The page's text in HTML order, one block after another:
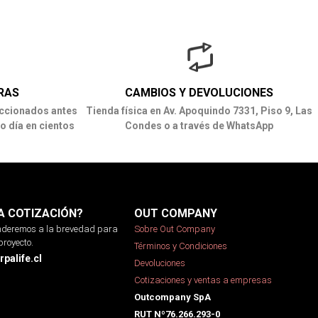
antes
día en cientos
CAMBIOS Y DEVOLUCIONES
Tienda física en Av. Apoquindo 7331, Piso 9, Las
Condes o a través de WhatsApp
COTIZACIÓN?
a la brevedad para
OUT COMPANY
Sobre Out Company
Términos y Condiciones
Devoluciones
Cotizaciones y ventas a empresas
Outcompany SpA
RUT Nº76.266.293-0